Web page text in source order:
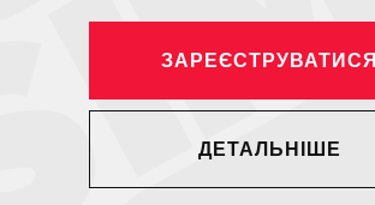
ЗАРЕЄСТРУВАТИСЯ
ДЕТАЛЬНІШЕ